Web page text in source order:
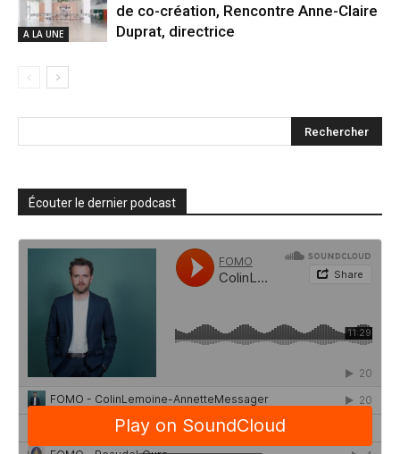
A LA UNE
de co-création, Rencontre Anne-Claire
Duprat, directrice
Écouter le dernier podcast